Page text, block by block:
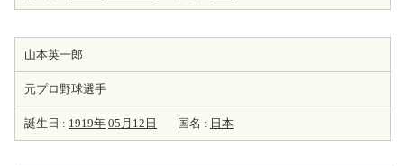
山本英一郎
元プロ野球選手
誕生日 : 1919年 05月12日 国名 : 日本